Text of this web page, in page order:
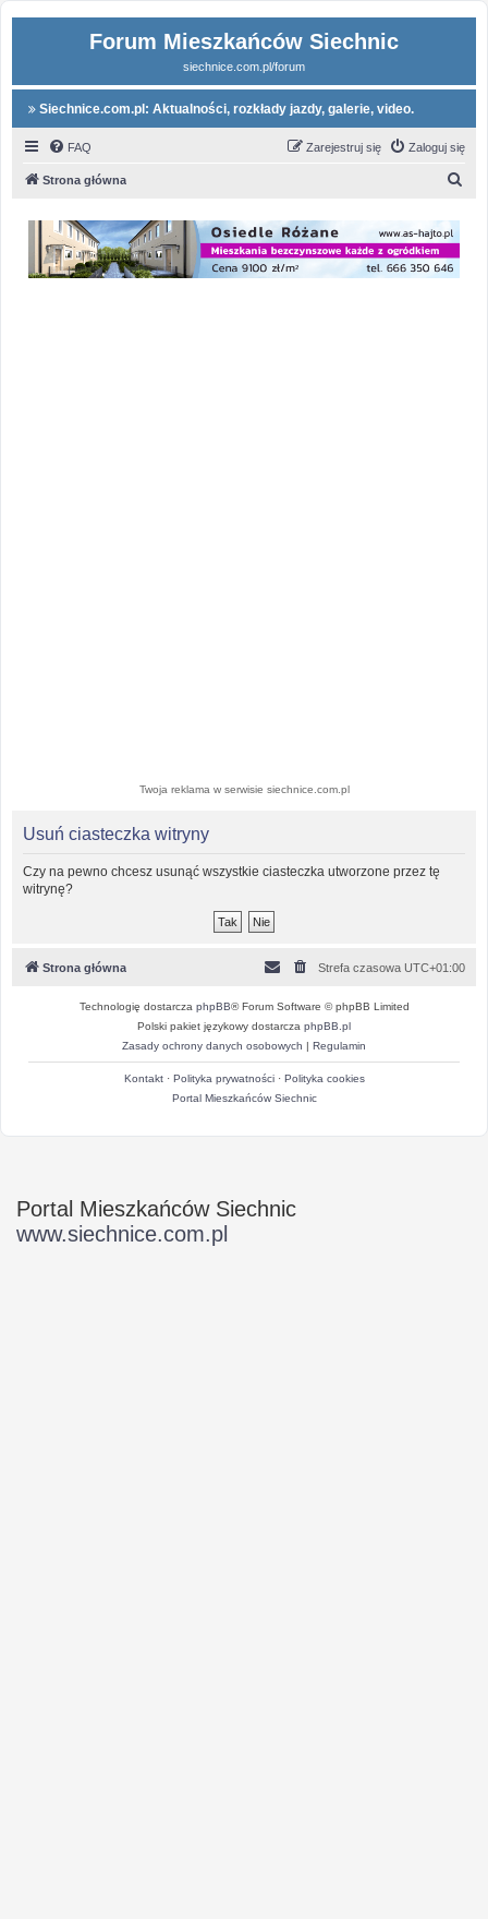
Forum Mieszkańców Siechnic
siechnice.com.pl/forum
Siechnice.com.pl: Aktualności, rozkłady jazdy, galerie, video.
FAQ Zaloguj się
Zarejestruj się
Strona główna
Twoja reklama w serwisie siechnice.com.pl
Usuń ciasteczka witryny
Czy na pewno chcesz usunąć wszystkie ciasteczka utworzone przez tę
witrynę?
Strona główna Strefa czasowa UTC+01:00
Technologię dostarcza phpBB® Forum Software © phpBB Limited
Polski pakiet językowy dostarcza phpBB.pl
Zasady ochrony danych osobowych | Regulamin
Kontakt· Polityka prywatności· Polityka cookies
Portal Mieszkańców Siechnic
Portal Mieszkańców Siechnic
www.siechnice.com.pl